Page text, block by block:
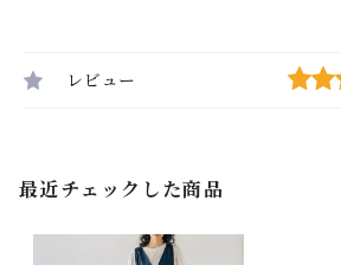
レビュー
最近チェックした商品